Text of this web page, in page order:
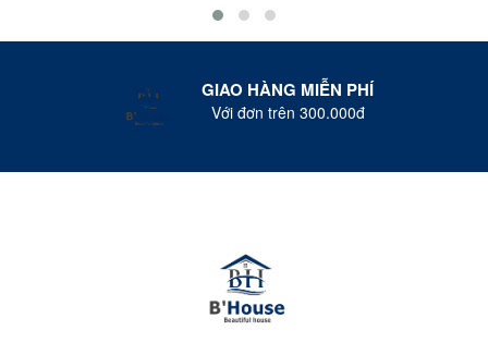
GIAO HÀNG MIỄN PHÍ
Với đơn trên 300.000đ